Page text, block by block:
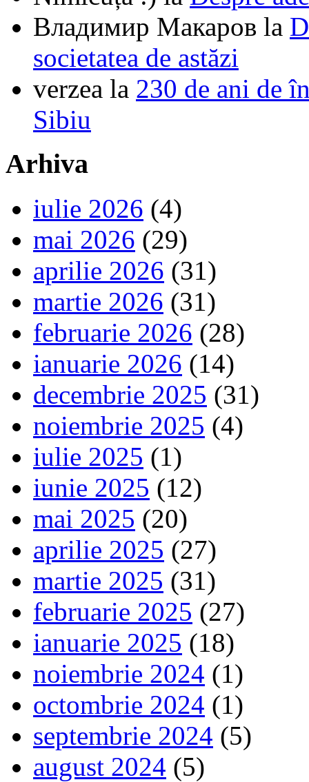
Владимир Макаров la
societatea de astăzi
verzea la 230 de ani de
Sibiu
Arhiva
iulie 2026 (4)
mai 2026 (29)
aprilie 2026 (31)
martie 2026 (31)
februarie 2026 (28)
ianuarie 2026 (14)
decembrie 2025 (31)
noiembrie 2025 (4)
iulie 2025 (1)
iunie 2025 (12)
mai 2025 (20)
aprilie 2025 (27)
martie 2025 (31)
februarie 2025 (27)
ianuarie 2025 (18)
noiembrie 2024 (1)
octombrie 2024 (1)
septembrie 2024 (5)
august 2024 (5)